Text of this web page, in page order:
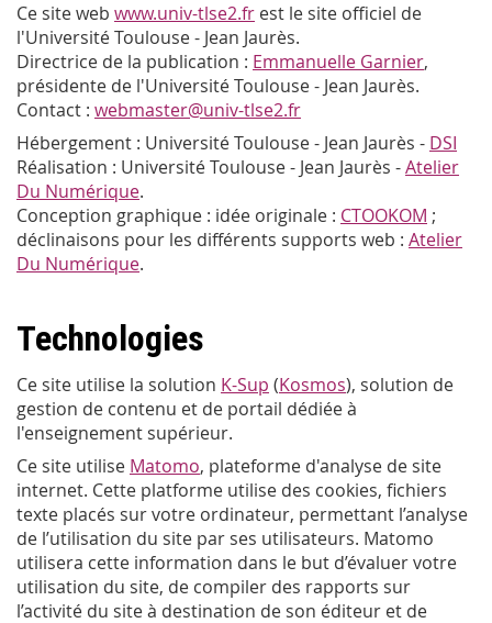
Ce site web www.univ-tlse2.fr est le site officiel de
l'Université Toulouse - Jean Jaurès.
Directrice de la publication : Emmanuelle Garnier,
présidente de l'Université Toulouse - Jean Jaurès.
Contact : webmaster@univ-tlse2.fr
Hébergement : Université Toulouse - Jean Jaurès - DSI
Réalisation : Université Toulouse - Jean Jaurès -Atelier
Du Numérique.
Conception graphique : idée originale : CTOOKOM ;
déclinaisons pour les différents supports web : Atelier
Du Numérique.
Technologies
Ce site utilise la solution K-Sup (Kosmos), solution de
gestion de contenu et de portail dédiée à
l'enseignement supérieur.
Ce site utilise Matomo, plateforme d'analyse de site
internet. Cette platforme utilise des cookies, fichiers
texte placés sur votre ordinateur, permettant l’analyse
de l’utilisation du site par ses utilisateurs. Matomo
utilisera cette information dans le but d’évaluer votre
utilisation du site, de compiler des rapports sur
l’activité du site à destination de son éditeur et de